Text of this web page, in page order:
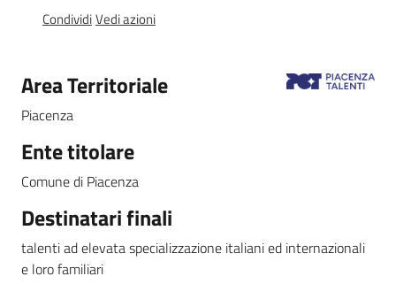
I
Menu selezionato
Le
di
comunicazione
CondividiVedi azioni
Area Territoriale
Piacenza
Ente titolare
Comune di Piacenza
Destinatari finali
talenti ad elevata specializzazione italiani ed internazionali
e loro familiari